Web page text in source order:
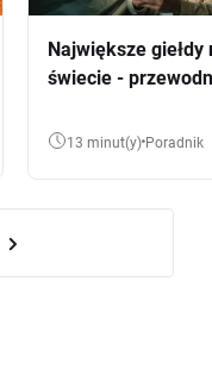
Największe giełdy
świecie -
13 minut(y) Poradnik